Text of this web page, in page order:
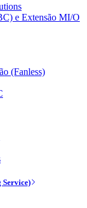
e Extensão MI/O
(Fanless)
Service)